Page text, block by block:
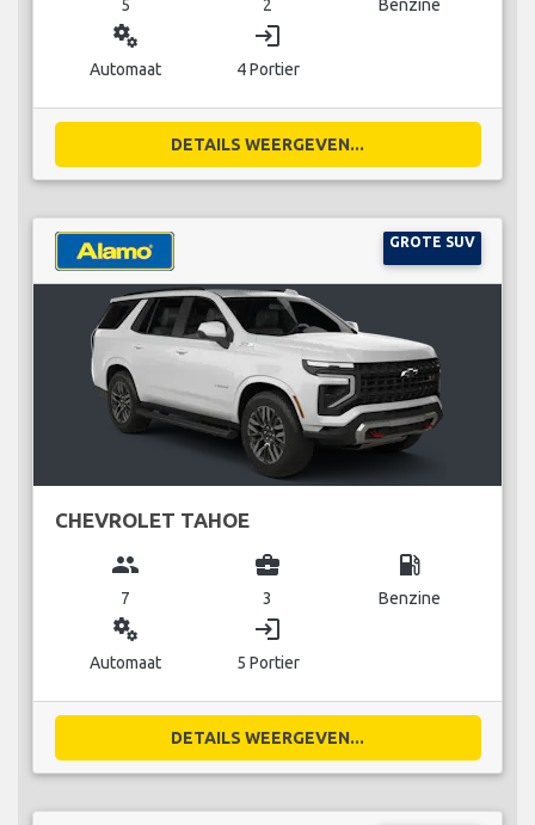
5 2 Benzine
miscellaneous_services
Automaat
login
4 Portier
DETAILS WEERGEVEN...
GROTE SUV
CHEVROLET TAHOE
group
7
business_center
3
local_gas_station
Benzine
miscellaneous_services
Automaat
login
5 Portier
DETAILS WEERGEVEN...